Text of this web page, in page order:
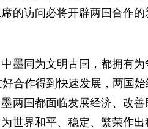
的访问必将开辟两国合作
同为文明古国，都拥有为
合作得到快速发展，两国
两国都面临发展经济、改
世界和平、稳定、繁荣作